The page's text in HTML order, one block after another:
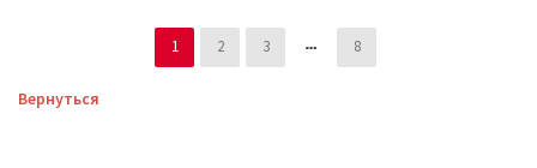
1 2 3 8
Вернуться